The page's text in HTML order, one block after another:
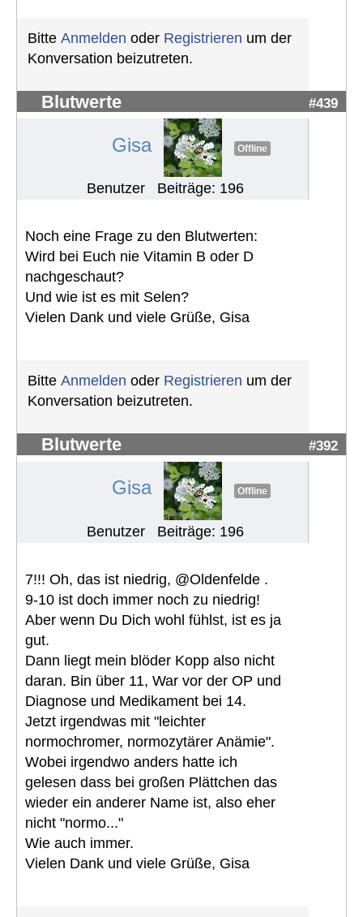
Bitte Anmelden oder Registrieren um der
Konversation beizutreten.
Blutwerte #439
Gisa Offline
Benutzer Beiträge: 196
Noch eine Frage zu den Blutwerten:
Wird bei Euch nie Vitamin B oder D
nachgeschaut?
Und wie ist es mit Selen?
Vielen Dank und viele Grüße, Gisa
Bitte Anmelden oder Registrieren um der
Konversation beizutreten.
Blutwerte #392
Gisa Offline
Benutzer Beiträge: 196
7!!! Oh, das ist niedrig, @Oldenfelde .
9-10 ist doch immer noch zu niedrig!
Aber wenn Du Dich wohl fühlst, ist es ja
gut.
Dann liegt mein blöder Kopp also nicht
daran. Bin über 11, War vor der OP und
Diagnose und Medikament bei 14.
Jetzt irgendwas mit "leichter
normochromer, normozytärer Anämie".
Wobei irgendwo anders hatte ich
gelesen dass bei großen Plättchen das
wieder ein anderer Name ist, also eher
nicht "normo..."
Wie auch immer.
Vielen Dank und viele Grüße, Gisa